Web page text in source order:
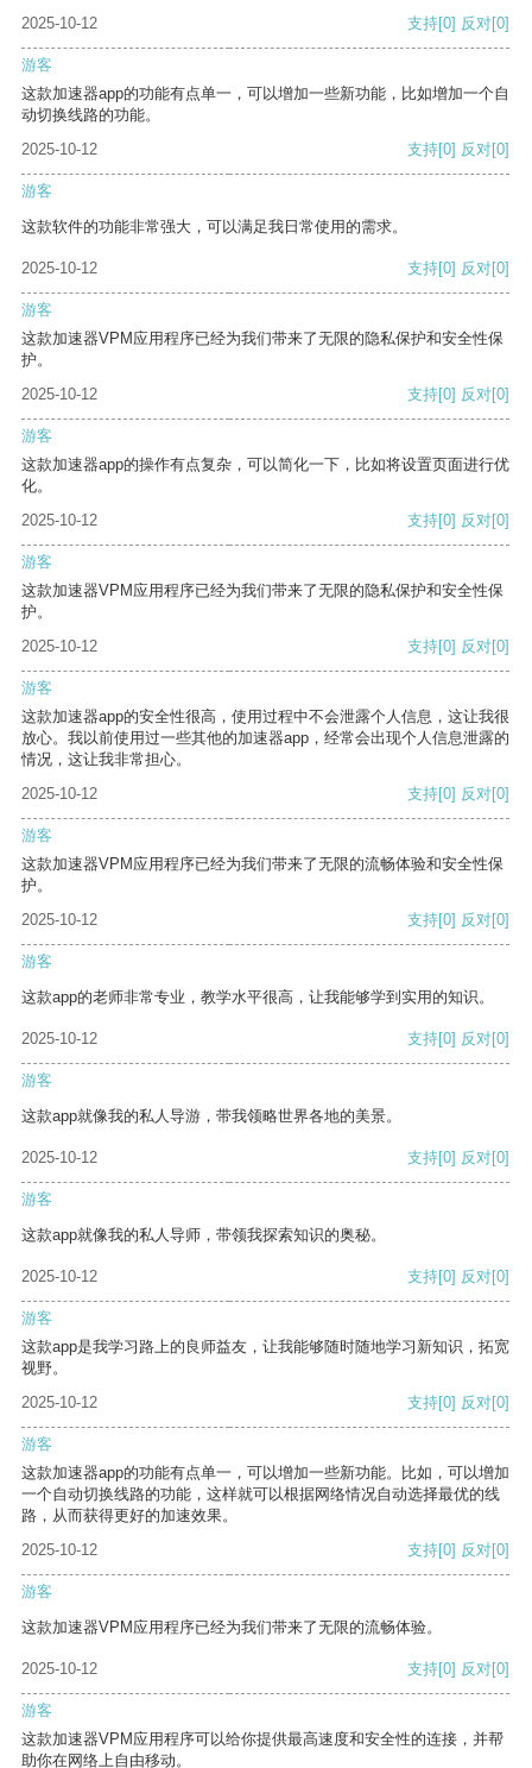
2025-10-12
支持[0] 反对[0]
游客
这款加速器app的功能有点单一，可以增加一些新功能，比如增加一个自
动切换线路的功能。
2025-10-12
支持[0] 反对[0]
游客
这款软件的功能非常强大，可以满足我日常使用的需求。
2025-10-12 支持[0] 反对[0]
游客
这款加速器VPM应用程序已经为我们带来了无限的隐私保护和安全性保
护。
2025-10-12
支持[0] 反对[0]
游客
这款加速器app的操作有点复杂，可以简化一下，比如将设置页面进行优
化。
2025-10-12
支持[0] 反对[0]
游客
这款加速器VPM应用程序已经为我们带来了无限的隐私保护和安全性保
护。
2025-10-12
支持[0] 反对[0]
游客
这款加速器app的安全性很高，使用过程中不会泄露个人信息，这让我很
放心。我以前使用过一些其他的加速器app，经常会出现个人信息泄露的
情况，这让我非常担心。
2025-10-12
支持[0] 反对[0]
游客
这款加速器VPM应用程序已经为我们带来了无限的流畅体验和安全性保
护。
2025-10-12
支持[0] 反对[0]
游客
这款app的老师非常专业，教学水平很高，让我能够学到实用的知识。
2025-10-12 支持[0] 反对[0]
游客
这款app就像我的私人导游，带我领略世界各地的美景。
2025-10-12 支持[0] 反对[0]
游客
这款app就像我的私人导师，带领我探索知识的奥秘。
2025-10-12 支持[0] 反对[0]
游客
这款app是我学习路上的良师益友，让我能够随时随地学习新知识，拓宽
视野。
2025-10-12
支持[0] 反对[0]
游客
这款加速器app的功能有点单一，可以增加一些新功能。比如，可以增加
一个自动切换线路的功能，这样就可以根据网络情况自动选择最优的线
路，从而获得更好的加速效果。
2025-10-12
支持[0] 反对[0]
游客
这款加速器VPM应用程序已经为我们带来了无限的流畅体验。
2025-10-12 支持[0] 反对[0]
游客
这款加速器VPM应用程序可以给你提供最高速度和安全性的连接，并帮
助你在网络上自由移动。